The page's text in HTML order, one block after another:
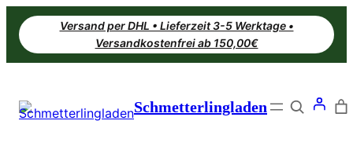
Zum
Inhalt
springen
Versand per DHL • Lieferzeit 3-5 Werktage •
Versandkostenfrei ab 150,00€
Schmetterlingladen Search